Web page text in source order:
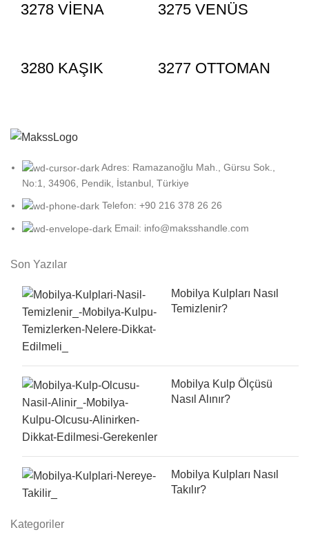
3278 VİENA 3275 VENÜS
3280 KAŞIK 3277 OTTOMAN
Adres: Ramazanoğlu Mah., Gürsu Sok.,
No:1, 34906, Pendik, İstanbul, Türkiye
Telefon: +90 216 378 26 26
Email: info@maksshandle.com
Son Yazılar
Mobilya Kulpları Nasıl
Temizlenir?
Mobilya Kulp Ölçüsü
Nasıl Alınır?
Mobilya Kulpları Nasıl
Takılır?
Kategoriler